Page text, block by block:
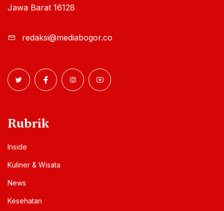
Jawa Barat 16128
redaksi@mediabogor.co
Rubrik
Inside
Kuliner & Wisata
News
Kesehatan